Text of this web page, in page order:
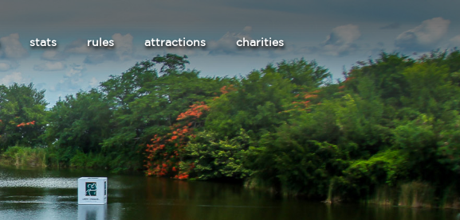
stats rules attractions charities